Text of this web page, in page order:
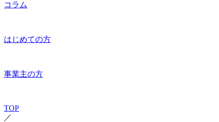
コラム
はじめての方
事業主の方
TOP
／